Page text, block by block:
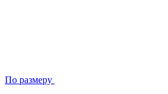
По размеру